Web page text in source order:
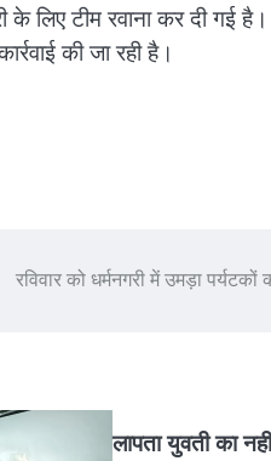
के लिए टीम रवाना कर दी गई
की जा रही है।
रविवार को धर्मनगरी में उमड़ा
लापता युवती का